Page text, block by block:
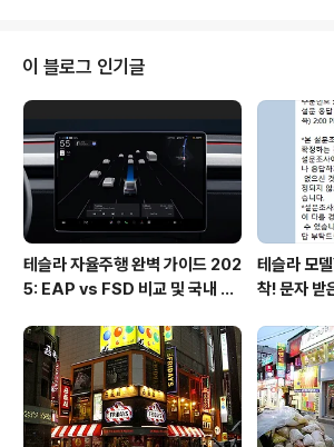
나들이 가시는 분들이 참 많으실 것 같네요.. 돗자리 깔고
놀기 좋은 곳이라고 하면 지하철이 가는 방향으로는 합정
이 가장 가까운편이고 지역적으로는 조금 걸어서라도 망원
동쪽으로 해서 한강으로 나오시는게 좋습니다. 오는길에
망원시장에 들려서 맛있는 간식을 사시기에도 딱 좋구요!
돗지라기 없다면 시장에서 하나 구입하..
이 블로그 인기글
테슬라 자율주행 완벽 가이드 202
5: EAP vs FSD 비교 및 국내 사
테슬라 모
착! 문자 받